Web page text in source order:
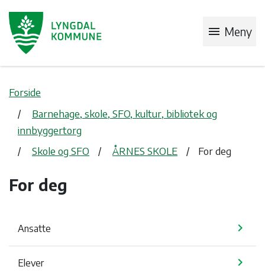
menu Meny
Forside
Barnehage, skole, SFO, kultur, bibliotek og
innbyggertorg
Skole og SFO
ÅRNES SKOLE For deg
For deg
Ansatte chevron_right
Elever chevron_right